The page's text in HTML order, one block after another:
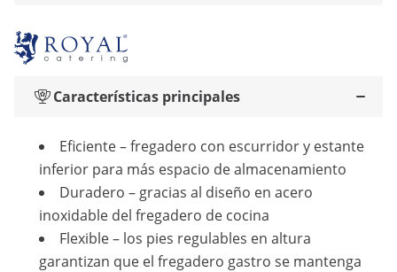
Características principales
Eficiente – fregadero con escurridor y estante
inferior para más espacio de almacenamiento
Duradero – gracias al diseño en acero
inoxidable del fregadero de cocina
Flexible – los pies regulables en altura
garantizan que el fregadero gastro se mantenga